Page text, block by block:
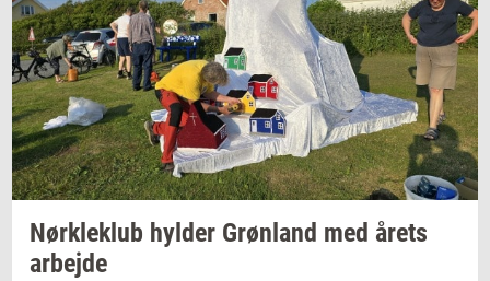
Nørk­le­klub hyl­der Grøn­land med årets
ar­bej­de